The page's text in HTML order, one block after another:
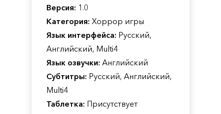
Версия: 1.0
Категория: Хоррор игры
Язык интерфейса: Русский,
Английский, Multi4
Язык озвучки: Английский
Субтитры: Русский, Английский,
Multi4
Таблетка: Присутствует